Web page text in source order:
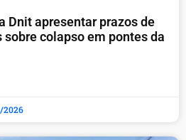
Dnit apresentar prazos de
colapso em pontes da
2026